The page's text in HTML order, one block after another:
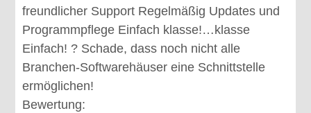
freundlicher Support Regelmäßig Updates und
Programmpflege Einfach klasse!…klasse
Einfach! ? Schade, dass noch nicht alle
Branchen-Softwarehäuser eine Schnittstelle
ermöglichen!
Bewertung: